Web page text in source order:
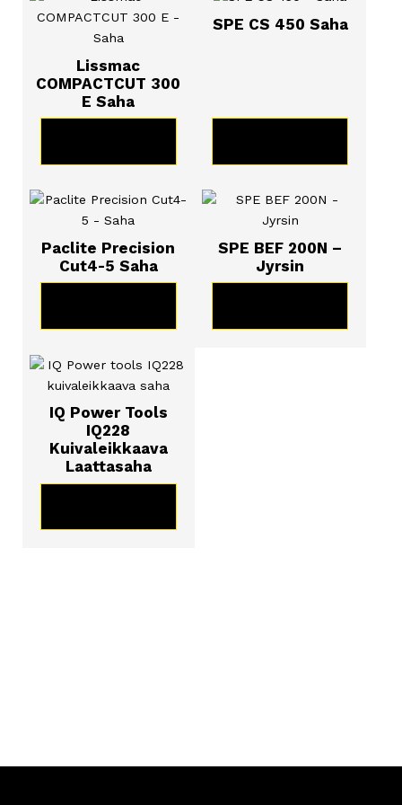
tarjouspyyntö
Eibenstock Uraleikkurin takuuehdot:
Lissmac
COMPACTCUT 300
E Saha
SPE CS 450 Saha
Paclite Precision
Cut4-5 Saha
SPE BEF 200N –
Jyrsin
IQ Power Tools
IQ228
Kuivaleikkaava
Laattasaha